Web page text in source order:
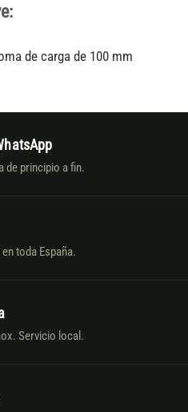
de carga de 100 mm
de principio a fin.
toda España.
Servicio local.